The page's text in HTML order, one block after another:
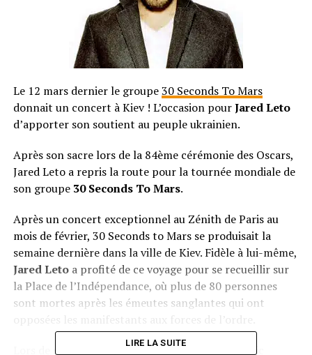
Le 12 mars dernier le groupe30 Seconds To Mars
donnait un concert à Kiev ! L’occasion pourJared Leto
d’apporter son soutient au peuple ukrainien.
Après son sacre lors de la 84ème cérémonie des Oscars,
Jared Leto a repris la route pour la tournée mondiale de
son groupe 30 Seconds To Mars.
Après un concert exceptionnel au Zénith de Paris au
mois de février, 30 Seconds to Mars se produisait la
semaine dernière dans la ville de Kiev. Fidèle à lui-même,
Jared Letoa profité de ce voyage pour se recueillir sur
la Place de l’Indépendance, où plus de 80 personnes
sont mortes après les émeutes sanglantes qui ont
Lors de son concert, le chanteur a lancé au public
LIRE LA SUITE